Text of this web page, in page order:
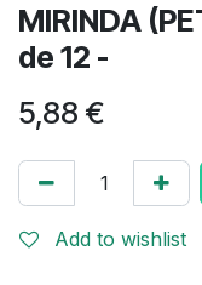
MIRINDA
de 12 -
5,88 €
Add to wishlist